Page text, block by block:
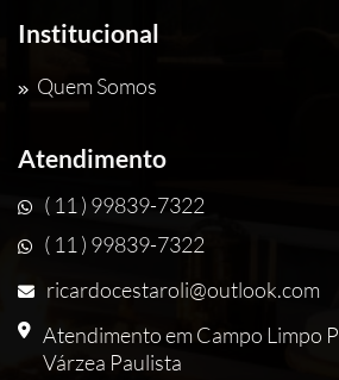
Institucional
Quem Somos
Atendimento
( 11 ) 99839-7322
( 11 ) 99839-7322
ricardocestaroli@outlook.com
Atendimento em Campo Limpo
Várzea Paulista